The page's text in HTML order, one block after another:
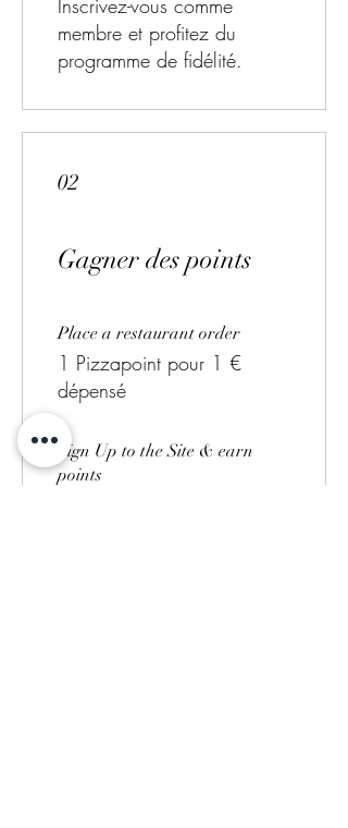
Inscrivez-vous comme
membre et profitez du
programme de fidélité.
02
Gagner des points
Place a restaurant order
1 Pizzapoint pour 1 €
dépensé
Sign Up to the Site & earn
points